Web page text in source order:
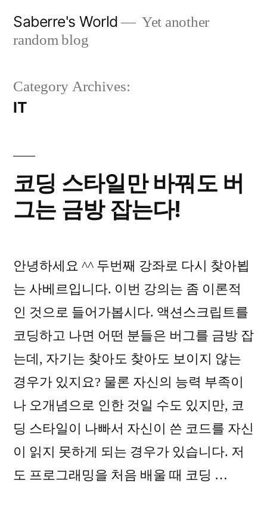
Saberre's World
Yet another
random blog
Category Archives:
IT
코딩 스타일만 바꿔도 버
그는 금방 잡는다!
안녕하세요 ^^ 두번째 강좌로 다시 찾아뵙
는 사베르입니다. 이번 강의는 좀 이론적
인 것으로 들어가봅시다. 액션스크립트를
코딩하고 나면 어떤 분들은 버그를 금방 잡
는데, 자기는 찾아도 찾아도 보이지 않는
경우가 있지요? 물론 자신의 능력 부족이
나 오개념으로 인한 것일 수도 있지만, 코
딩 스타일이 나빠서 자신이 쓴 코드를 자신
이 읽지 못하게 되는 경우가 있습니다. 저
도 프로그래밍을 처음 배울 때 코딩 …